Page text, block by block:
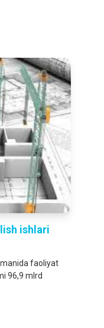
ishlari
faoliyat
96,9 mlrd